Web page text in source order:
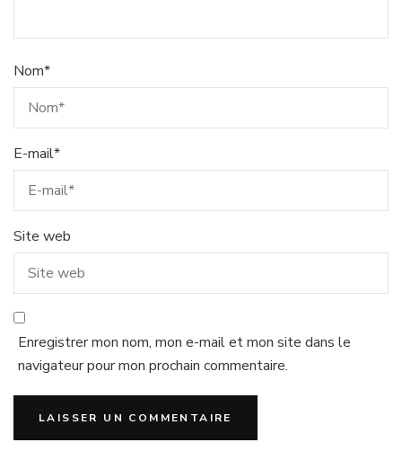
Nom*
E-mail*
Site web
Enregistrer mon nom, mon e-mail et mon site dans le
navigateur pour mon prochain commentaire.